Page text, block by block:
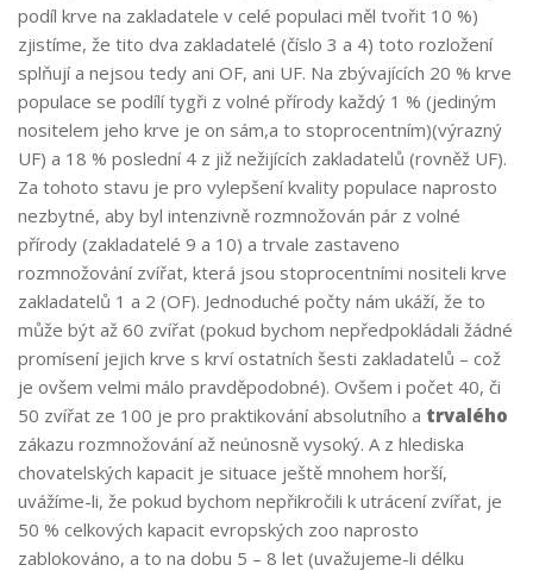
podíl krve na zakladatele v celé populaci měl tvořit 10 %)
zjistíme, že tito dva zakladatelé (číslo 3 a 4) toto rozložení
splňují a nejsou tedy ani OF, ani UF. Na zbývajících 20 % krve
populace se podílí tygři z volné přírody každý 1 % (jediným
nositelem jeho krve je on sám,a to stoprocentním)(výrazný
UF) a 18 % poslední 4 z již nežijících zakladatelů (rovněž UF).
Za tohoto stavu je pro vylepšení kvality populace naprosto
nezbytné, aby byl intenzivně rozmnožován pár z volné
přírody (zakladatelé 9 a 10) a trvale zastaveno
rozmnožování zvířat, která jsou stoprocentními nositeli krve
zakladatelů 1 a 2 (OF). Jednoduché počty nám ukáží, že to
může být až 60 zvířat (pokud bychom nepředpokládali žádné
promísení jejich krve s krví ostatních šesti zakladatelů – což
je ovšem velmi málo pravděpodobné). Ovšem i počet 40, či
50 zvířat ze 100 je pro praktikování absolutního a trvalého
zákazu rozmnožování až neúnosně vysoký. A z hlediska
chovatelských kapacit je situace ještě mnohem horší,
uvážíme-li, že pokud bychom nepřikročili k utrácení zvířat, je
50 % celkových kapacit evropských zoo naprosto
zablokováno, a to na dobu 5 – 8 let (uvažujeme-li délku